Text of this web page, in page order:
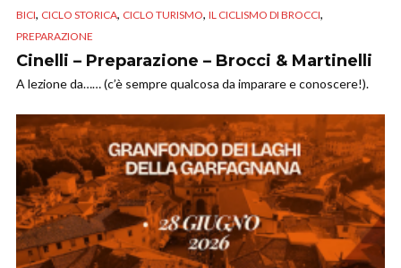
BICI, CICLO STORICA, CICLO TURISMO, IL CICLISMO DI BROCCI,
PREPARAZIONE
Cinelli – Preparazione – Brocci & Martinelli
A lezione da…… (c’è sempre qualcosa da imparare e conoscere!).